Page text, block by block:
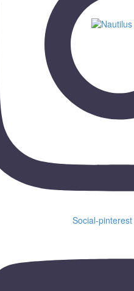
Social-pinterest